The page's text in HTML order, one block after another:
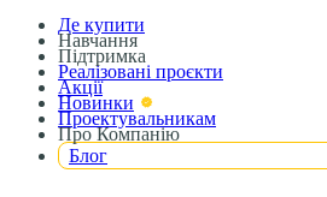
Де купити
Навчання
Підтримка
Реалізовані проєкти
Акції
Новинки
Проектувальникам
Про Компанію
Блог